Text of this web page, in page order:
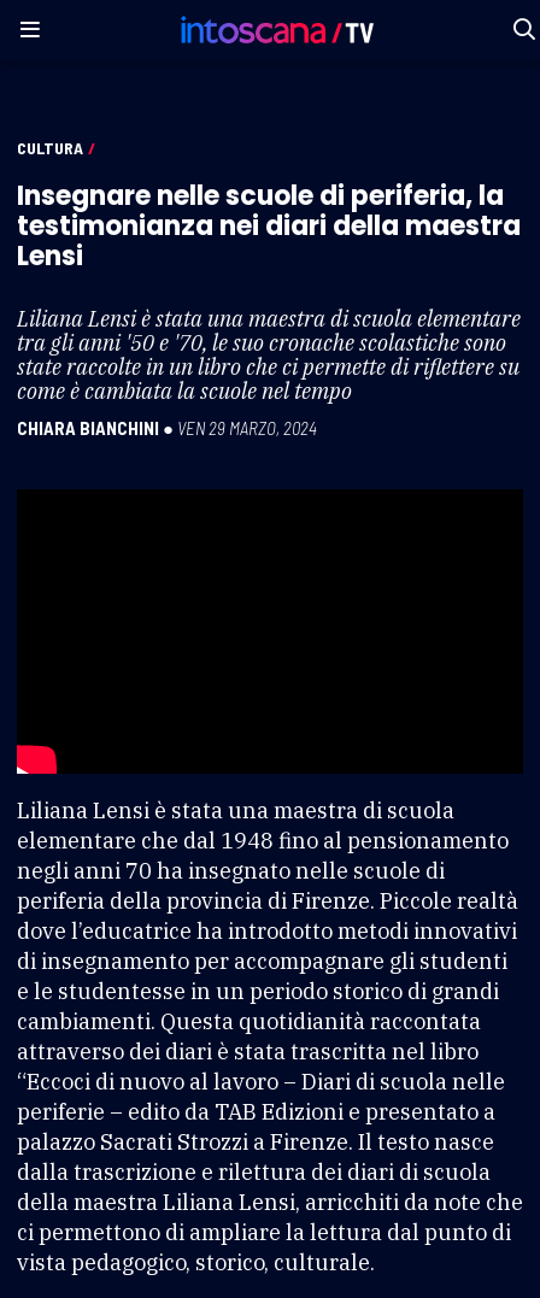
CULTURA /
Insegnare nelle scuole di periferia, la
testimonianza nei diari della maestra
Lensi
Liliana Lensi è stata una maestra di scuola elementare
tra gli anni '50 e '70, le suo cronache scolastiche sono
state raccolte in un libro che ci permette di riflettere su
come è cambiata la scuole nel tempo
CHIARA BIANCHINI ● VEN 29 MARZO, 2024
Liliana Lensi è stata una maestra di scuola
elementare che dal 1948 fino al pensionamento
negli anni 70 ha insegnato nelle scuole di
periferia della provincia di Firenze. Piccole realtà
dove l’educatrice ha introdotto metodi innovativi
di insegnamento per accompagnare gli studenti
e le studentesse in un periodo storico di grandi
cambiamenti. Questa quotidianità raccontata
attraverso dei diari è stata trascritta nel libro
“Eccoci di nuovo al lavoro – Diari di scuola nelle
periferie – edito da TAB Edizioni e presentato a
palazzo Sacrati Strozzi a Firenze. Il testo nasce
dalla trascrizione e rilettura dei diari di scuola
della maestra Liliana Lensi, arricchiti da note che
ci permettono di ampliare la lettura dal punto di
vista pedagogico, storico, culturale.